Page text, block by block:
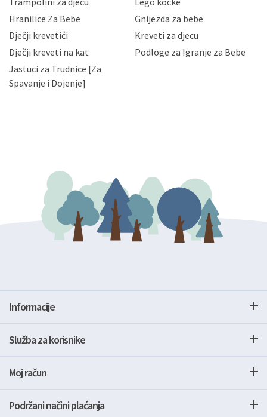
slučajevima koji su dozvoljeni zakonima. Napominjemo
da možete u svako doba, u potpunosti ili djelomice,
zatražiti prestanak aktivnosti obrade Vaših osobnih
podataka. Opoziv privole možete podnijeti poštom na
gore navedenu adresu ili e-mailom na adresu:
Hranilice Za Bebe
Gnijezda za bebe
Dječji krevetići
Kreveti za djecu
Dječji kreveti na kat
Podloge za Igranje za Bebe
Jastuci za Trudnice [Za
Spavanje i Dojenje]
Informacije
Služba za korisnike
Moj račun
Podržani načini plaćanja